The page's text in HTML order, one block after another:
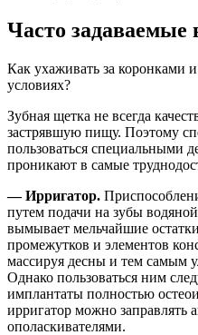
Часто задаваемые
Как ухаживать за коронками
условиях?
Зубная щетка не всегда
застрявшую пищу. Поэтому
пользоваться специальными
проникают в самые
— Ирригатор.
путем подачи на зубы
вымывает мельчайшие
промежутков и элементов
массируя десны и тем самым
Однако пользоваться ним
имплантаты полностью
ирригатор можно заправлять
ополаскивателями.